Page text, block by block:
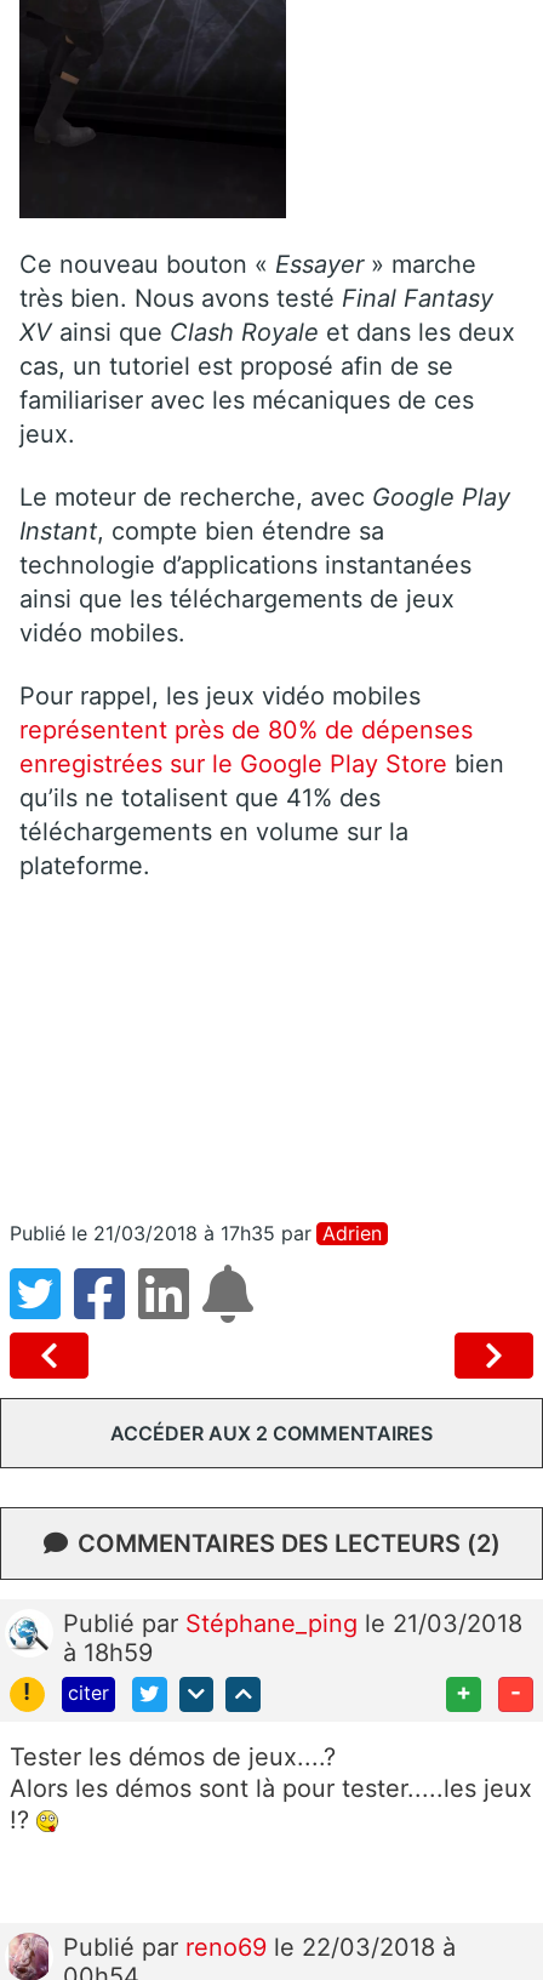
Ce nouveau bouton « Essayer » marche
très bien. Nous avons testé Final Fantasy
XVainsi que Clash Royale et dans les deux
cas, un tutoriel est proposé afin de se
familiariser avec les mécaniques de ces
jeux.
Le moteur de recherche, avec Google Play
Instant, compte bien étendre sa
technologie d’applications instantanées
ainsi que les téléchargements de jeux
vidéo mobiles.
Pour rappel, les jeux vidéo mobiles
représentent près de 80% de dépenses
enregistrées sur le Google Play Store bien
qu’ils ne totalisent que 41% des
téléchargements en volume sur la
plateforme.
Publié le 21/03/2018 à 17h35 par Adrien
ACCÉDER AUX 2 COMMENTAIRES
COMMENTAIRES DES LECTEURS (2)
Publié par Stéphane_ping le 21/03/2018
à 18h59
!
citer + -
Tester les démos de jeux....?
Alors les démos sont là pour tester.....les jeux
!?
Publié par reno69 le 22/03/2018 à